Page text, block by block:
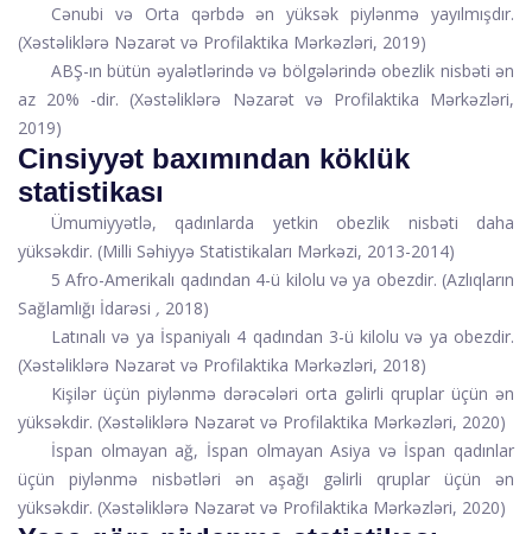
Cənubi və Orta qərbdə ən yüksək piylənmə yayılmışdır.
(Xəstəliklərə Nəzarət və Profilaktika Mərkəzləri, 2019)
ABŞ-ın bütün əyalətlərində və bölgələrində obezlik nisbəti ən
az 20% -dir. (Xəstəliklərə Nəzarət və Profilaktika Mərkəzləri,
2019)
Cinsiyyət baxımından köklük
statistikası
Ümumiyyətlə, qadınlarda yetkin obezlik nisbəti daha
yüksəkdir. (Milli Səhiyyə Statistikaları Mərkəzi, 2013-2014)
5 Afro-Amerikalı qadından 4-ü kilolu və ya obezdir. (Azlıqların
Sağlamlığı İdarəsi , 2018)
Latınalı və ya İspaniyalı 4 qadından 3-ü kilolu və ya obezdir.
(Xəstəliklərə Nəzarət və Profilaktika Mərkəzləri, 2018)
Kişilər üçün piylənmə dərəcələri orta gəlirli qruplar üçün ən
yüksəkdir. (Xəstəliklərə Nəzarət və Profilaktika Mərkəzləri, 2020)
İspan olmayan ağ, İspan olmayan Asiya və İspan qadınlar
üçün piylənmə nisbətləri ən aşağı gəlirli qruplar üçün ən
yüksəkdir. (Xəstəliklərə Nəzarət və Profilaktika Mərkəzləri, 2020)